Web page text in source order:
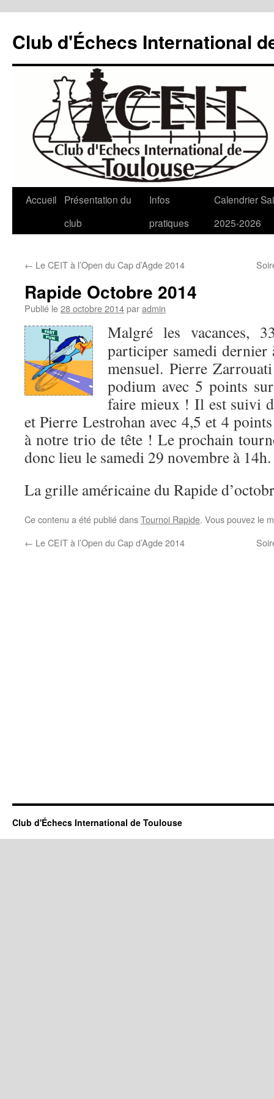
contenu
Club d'Échecs International
Accueil
Présentation du
club
Infos
pratiques
Calendrier
2025-2026
← Le CEIT à l’Open du Cap d’Agde 2014
Rapide Octobre 2014
Publié le28 octobre 2014paradmin
Malgré les vacances,
participer samedi
mensuel. Pierre
podium avec 5 points
faire mieux ! Il est suivi
et Pierre Lestrohan avec 4,5 et 4
à notre trio de tête ! Le prochain
donc lieu le samedi 29 novembre à 14h.
La grille américaine du Rapide
Ce contenu a été publié dansTournoi Rapide. Vous pouvez le
← Le CEIT à l’Open du Cap d’Agde 2014
Club d'Échecs International de Toulouse